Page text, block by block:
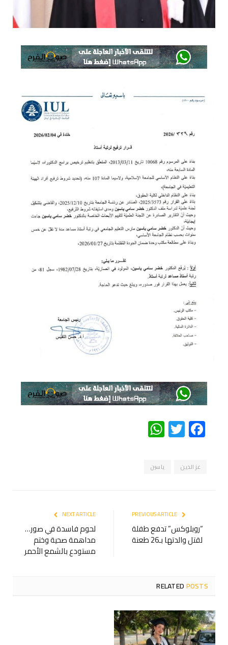
Facebook
Twitter
WhatsApp
عز الدين ياسين
“روبلوكس” تدفع طفلة
لقتل والدتها بـ26 طعنة
NEXT ARTICLE
لحوم فاسدة في صور…
مداهمة صحية وختم
مستودع بالشمع الأحمر
RELATEDPOSTS